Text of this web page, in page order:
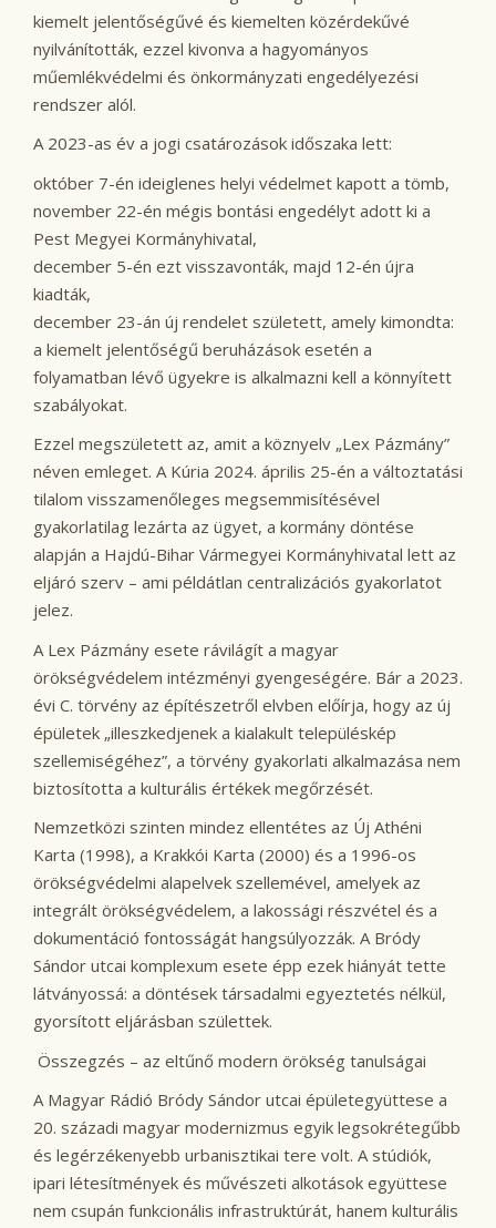
kiemelt jelentőségűvé és kiemelten közérdekűvé
nyilvánították, ezzel kivonva a hagyományos
műemlékvédelmi és önkormányzati engedélyezési
rendszer alól.
A 2023-as év a jogi csatározások időszaka lett:
október 7-én ideiglenes helyi védelmet kapott a tömb,
november 22-én mégis bontási engedélyt adott ki a
Pest Megyei Kormányhivatal,
december 5-én ezt visszavonták, majd 12-én újra
kiadták,
december 23-án új rendelet született, amely kimondta:
a kiemelt jelentőségű beruházások esetén a
folyamatban lévő ügyekre is alkalmazni kell a könnyített
szabályokat.
Ezzel megszületett az, amit a köznyelv „Lex Pázmány”
néven emleget. A Kúria 2024. április 25-én a változtatási
tilalom visszamenőleges megsemmisítésével
gyakorlatilag lezárta az ügyet, a kormány döntése
alapján a Hajdú-Bihar Vármegyei Kormányhivatal lett az
eljáró szerv – ami példátlan centralizációs gyakorlatot
jelez.
A Lex Pázmány esete rávilágít a magyar
örökségvédelem intézményi gyengeségére. Bár a 2023.
évi C. törvény az építészetről elvben előírja, hogy az új
épületek „illeszkedjenek a kialakult településkép
szellemiségéhez”, a törvény gyakorlati alkalmazása nem
biztosította a kulturális értékek megőrzését.
Nemzetközi szinten mindez ellentétes az Új Athéni
Karta (1998), a Krakkói Karta (2000) és a 1996-os
örökségvédelmi alapelvek szellemével, amelyek az
integrált örökségvédelem, a lakossági részvétel és a
dokumentáció fontosságát hangsúlyozzák. A Bródy
Sándor utcai komplexum esete épp ezek hiányát tette
látványossá: a döntések társadalmi egyeztetés nélkül,
gyorsított eljárásban születtek.
Összegzés – az eltűnő modern örökség tanulságai
A Magyar Rádió Bródy Sándor utcai épületegyüttese a
20. századi magyar modernizmus egyik legsokrétegűbb
és legérzékenyebb urbanisztikai tere volt. A stúdiók,
ipari létesítmények és művészeti alkotások együttese
nem csupán funkcionális infrastruktúrát, hanem kulturális